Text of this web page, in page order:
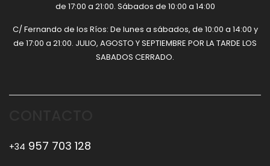
de 17:00 a 21:00. Sábados de 10:00 a 14:00
C/ Fernando de los Ríos: De lunes a sábados, de 10:00 a 14:00 y
de 17:00 a 21:00. JULIO, AGOSTO Y SEPTIEMBRE POR LA TARDE LOS
SABADOS CERRADO.
+34 957 703 128